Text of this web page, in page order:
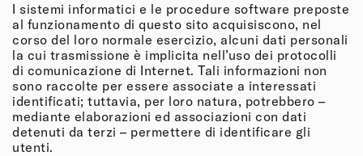
I sistemi informatici e le procedure software preposte
al funzionamento di questo sito acquisiscono, nel
corso del loro normale esercizio, alcuni dati personali
la cui trasmissione è implicita nell’uso dei protocolli
di comunicazione di Internet. Tali informazioni non
sono raccolte per essere associate a interessati
identificati; tuttavia, per loro natura, potrebbero –
mediante elaborazioni ed associazioni con dati
detenuti da terzi – permettere di identificare gli
utenti.